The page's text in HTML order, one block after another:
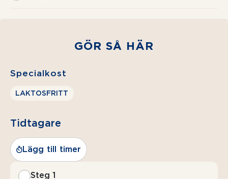
GÖR SÅ HÄR
Specialkost
LAKTOSFRITT
Tidtagare
Lägg till timer
Steg 1